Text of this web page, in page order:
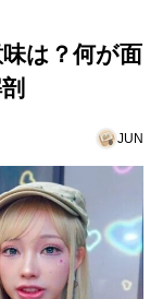
は？何が面
JUN